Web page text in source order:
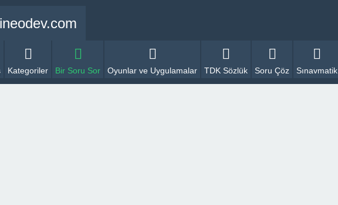
Kategoriler Bir Soru Sor Oyunlar ve Uygulamalar TDK Sözlük Soru Çöz Sınavmatik